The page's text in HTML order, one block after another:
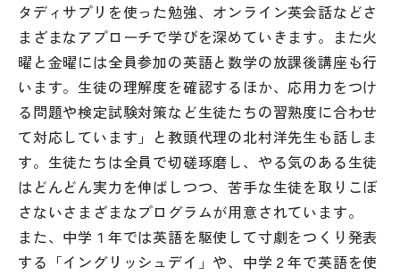
運営会社
タディサプリを使った勉強、オンライン英会話などさ
まざまなアプローチで学びを深めていきます。また火
曜と金曜には全員参加の英語と数学の放課後講座も行
います。生徒の理解度を確認するほか、応用力をつけ
る問題や検定試験対策など生徒たちの習熟度に合わせ
て対応しています」と教頭代理の北村洋先生も話しま
す。生徒たちは全員で切磋琢磨し、やる気のある生徒
はどんどん実力を伸ばしつつ、苦手な生徒を取りこぼ
さないさまざまなプログラムが用意されています。
また、中学１年では英語を駆使して寸劇をつくり発表
する「イングリッシュデイ」や、中学２年で英語を使